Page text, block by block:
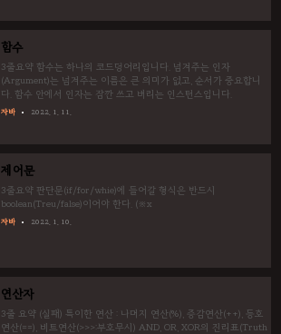
함수
3줄요약 함수는 하나의 코드덩어리입니다. 넘겨주는 인자
(Argument)는 넘겨주는 이름은 큰 의미가 없고, 순서가 중요합니
다. 함수 안에서 인자는 잠깐 쓰고 버리는 인스턴스입니다.
자바 2022. 1. 11.
제어문
3줄요약 판단문(if/for/whie)에 들어갈 형식은 반드시
boolean(Treu/false)이어야 한다. (※x
자바 2022. 1. 10.
연산자
3줄 요약 (실패) 특이한 연산 : 나머지 연산(%), 증감연산(++), 등호
연산(==), 비트연산(>>>:부호무시) AND, OR, XOR의 진리표(Truth